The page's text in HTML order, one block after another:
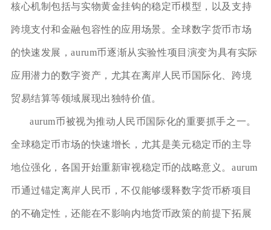
核心机制包括与实物黄金挂钩的稳定币模型，以及支持
跨境支付和金融包容性的应用场景。全球数字货币市场
的快速发展，aurum币逐渐从实验性项目演变为具有实际
应用潜力的数字资产，尤其在离岸人民币国际化、跨境
贸易结算等领域展现出独特价值。
aurum币被视为推动人民币国际化的重要抓手之一。
全球稳定币市场的快速增长，尤其是美元稳定币的主导
地位强化，各国开始重新审视稳定币的战略意义。aurum
币通过锚定离岸人民币，不仅能够缓释数字货币桥项目
的不确定性，还能在不影响内地货币政策的前提下拓展